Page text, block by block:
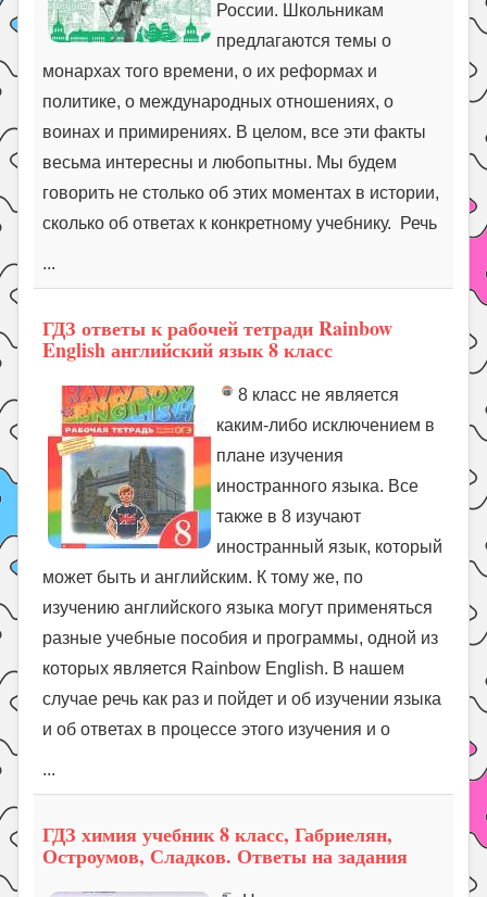
России. Школьникам
предлагаются темы о
монархах того времени, о их реформах и
политике, о международных отношениях, о
воинах и примирениях. В целом, все эти факты
весьма интересны и любопытны. Мы будем
говорить не столько об этих моментах в истории,
сколько об ответах к конкретному учебнику. Речь
...
ГДЗ ответы к рабочей тетради Rainbow
English английский язык 8 класс
8 класс не является
каким-либо исключением в
плане изучения
иностранного языка. Все
также в 8 изучают
иностранный язык, который
может быть и английским. К тому же, по
изучению английского языка могут применяться
разные учебные пособия и программы, одной из
которых является Rainbow English. В нашем
случае речь как раз и пойдет и об изучении языка
и об ответах в процессе этого изучения и о
...
ГДЗ химия учебник 8 класс, Габриелян,
Остроумов, Сладков. Ответы на задания